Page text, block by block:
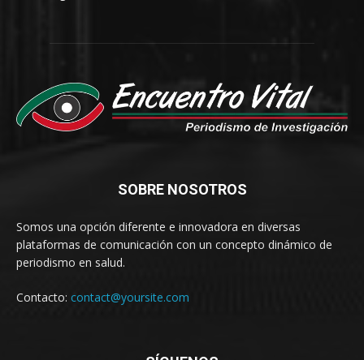
SOBRE NOSOTROS
Somos una opción diferente e innovadora en diversas
plataformas de comunicación con un concepto dinámico de
periodismo en salud.
Contacto: contact@yoursite.com